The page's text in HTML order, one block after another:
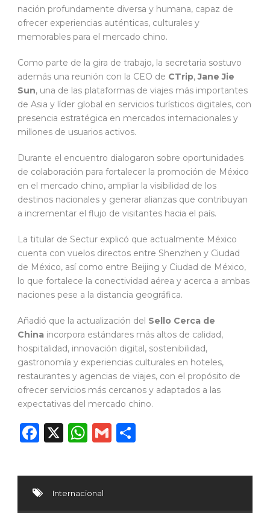
nación profundamente diversa y humana, capaz de
ofrecer experiencias auténticas, culturales y
memorables para el mercado chino.
Como parte de la gira de trabajo, la secretaria sostuvo
además una reunión con la CEO de CTrip,Jane Jie
Sun, una de las plataformas de viajes más importantes
de Asia y líder global en servicios turísticos digitales, con
presencia estratégica en mercados internacionales y
millones de usuarios activos.
Durante el encuentro dialogaron sobre oportunidades
de colaboración para fortalecer la promoción de México
en el mercado chino, ampliar la visibilidad de los
destinos nacionales y generar alianzas que contribuyan
a incrementar el flujo de visitantes hacia el país.
La titular de Sectur explicó que actualmente México
cuenta con vuelos directos entre Shenzhen y Ciudad
de México, así como entre Beijing y Ciudad de México,
lo que fortalece la conectividad aérea y acerca a ambas
naciones pese a la distancia geográfica.
Añadió que la actualización del Sello Cerca de
China incorpora estándares más altos de calidad,
hospitalidad, innovación digital, sostenibilidad,
gastronomía y experiencias culturales en hoteles,
restaurantes y agencias de viajes, con el propósito de
ofrecer servicios más cercanos y adaptados a las
expectativas del mercado chino.
Facebook
X WhatsApp
Gmail
Internacional